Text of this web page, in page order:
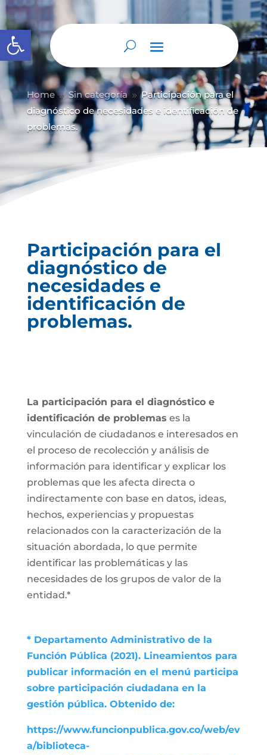
Abrir barra de herramientas
Home 9 Sin categoría 9 Participación para el
diagnóstico de necesidades e identificación de
problemas.
Participación para el
diagnóstico de
necesidades e
identificación de
problemas.
La participación para el diagnóstico e
identificación de problemas es la
vinculación de ciudadanos e interesados en
el proceso de recolección y análisis de
información para identificar y explicar los
problemas que les afecta directa o
indirectamente con base en datos, ideas,
hechos, experiencias y propuestas
relacionados con la caracterización de la
situación abordada, lo que permite
identificar las problemáticas y las
necesidades de los grupos de valor de la
entidad.*
* Departamento Administrativo de la
Función Pública (2021). Lineamientos para
publicar información en el menú participa
sobre participación ciudadana en la
gestión pública. Obtenido de:
https://www.funcionpublica.gov.co/web/ev
a/biblioteca-